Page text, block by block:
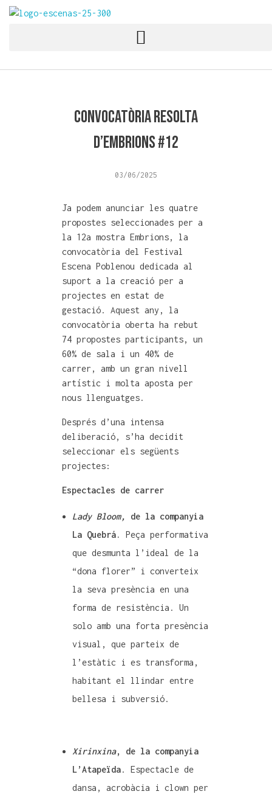
Convocatòria resolta
d’Embrions #12
03/06/2025
Ja podem anunciar les quatre
propostes seleccionades per a
la 12a mostra Embrions, la
convocatòria del Festival
Escena Poblenou dedicada al
suport a la creació per a
projectes en estat de
gestació. Aquest any, la
convocatòria oberta ha rebut
74 propostes participants, un
60% de sala i un 40% de
carrer, amb un gran nivell
artístic i molta aposta per
nous llenguatges.
Després d’una intensa
deliberació, s’ha decidit
seleccionar els següents
projectes:
Espectacles de carrer
Lady Bloom,
de la companyia
La Quebrá.Peça performativa
que desmunta l’ideal de la
“dona florer” i converteix
la seva presència en una
forma de resistència. Un
solo amb una forta presència
visual, que parteix de
l’estàtic i es transforma,
habitant el llindar entre
bellesa i subversió.
Xirinxina, de la companyia
L’Atapeïda. Espectacle de
dansa, acrobàcia i clown per